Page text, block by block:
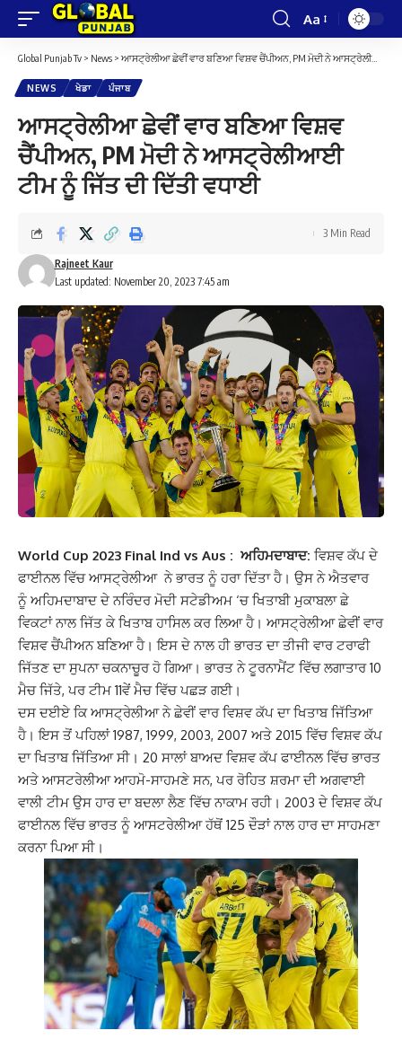
Font
Resizer
Aa
Global Punjab Tv > News > ਆਸਟ੍ਰੇਲੀਆ ਛੇਵੀਂ ਵਾਰ ਬਣਿਆ ਵਿਸ਼ਵ ਚੈਂਪੀਅਨ, PM ਮੋਦੀ ਨੇ ਆਸਟ੍ਰੇਲੀਆਈ ਟੀਮ ਨੂੰ ਜਿੱਤ ਦੀ ਦਿੱਤੀ ਵਧਾਈ
NEWS ਖੇਡਾ ਪੰਜਾਬ
ਆਸਟ੍ਰੇਲੀਆ ਛੇਵੀਂ ਵਾਰ ਬਣਿਆ ਵਿਸ਼ਵ
ਚੈਂਪੀਅਨ, PM ਮੋਦੀ ਨੇ ਆਸਟ੍ਰੇਲੀਆਈ
ਟੀਮ ਨੂੰ ਜਿੱਤ ਦੀ ਦਿੱਤੀ ਵਧਾਈ
Last updated: November 20, 2023 7:45 am
Rajneet Kaur
3 Min Read
World Cup 2023 Final Ind vs Aus : ਅਹਿਮਦਾਬਾਦ: ਵਿਸ਼ਵ ਕੱਪ ਦੇ
ਫਾਈਨਲ ਵਿੱਚ ਆਸਟ੍ਰੇਲੀਆ ਨੇ ਭਾਰਤ ਨੂੰ ਹਰਾ ਦਿੱਤਾ ਹੈ। ਉਸ ਨੇ ਐਤਵਾਰ
ਨੂੰ ਅਹਿਮਦਾਬਾਦ ਦੇ ਨਰਿੰਦਰ ਮੋਦੀ ਸਟੇਡੀਅਮ ‘ਚ ਖਿਤਾਬੀ ਮੁਕਾਬਲਾ ਛੇ
ਵਿਕਟਾਂ ਨਾਲ ਜਿੱਤ ਕੇ ਖਿਤਾਬ ਹਾਸਿਲ ਕਰ ਲਿਆ ਹੈ। ਆਸਟ੍ਰੇਲੀਆ ਛੇਵੀਂ ਵਾਰ
ਵਿਸ਼ਵ ਚੈਂਪੀਅਨ ਬਣਿਆ ਹੈ। ਇਸ ਦੇ ਨਾਲ ਹੀ ਭਾਰਤ ਦਾ ਤੀਜੀ ਵਾਰ ਟਰਾਫੀ
ਜਿੱਤਣ ਦਾ ਸੁਪਨਾ ਚਕਨਾਚੂਰ ਹੋ ਗਿਆ। ਭਾਰਤ ਨੇ ਟੂਰਨਾਮੈਂਟ ਵਿੱਚ ਲਗਾਤਾਰ 10
ਮੈਚ ਜਿੱਤੇ, ਪਰ ਟੀਮ 11ਵੇਂ ਮੈਚ ਵਿੱਚ ਪਛੜ ਗਈ।
ਦਸ ਦਈਏ ਕਿ ਆਸਟ੍ਰੇਲੀਆ ਨੇ ਛੇਵੀਂ ਵਾਰ ਵਿਸ਼ਵ ਕੱਪ ਦਾ ਖਿਤਾਬ ਜਿੱਤਿਆ
ਹੈ। ਇਸ ਤੋਂ ਪਹਿਲਾਂ 1987, 1999, 2003, 2007 ਅਤੇ 2015 ਵਿੱਚ ਵਿਸ਼ਵ ਕੱਪ
ਦਾ ਖਿਤਾਬ ਜਿੱਤਿਆ ਸੀ। 20 ਸਾਲਾਂ ਬਾਅਦ ਵਿਸ਼ਵ ਕੱਪ ਫਾਈਨਲ ਵਿੱਚ ਭਾਰਤ
ਅਤੇ ਆਸਟਰੇਲੀਆ ਆਹਮੋ-ਸਾਹਮਣੇ ਸਨ, ਪਰ ਰੋਹਿਤ ਸ਼ਰਮਾ ਦੀ ਅਗਵਾਈ
ਵਾਲੀ ਟੀਮ ਉਸ ਹਾਰ ਦਾ ਬਦਲਾ ਲੈਣ ਵਿੱਚ ਨਾਕਾਮ ਰਹੀ। 2003 ਦੇ ਵਿਸ਼ਵ ਕੱਪ
ਫਾਈਨਲ ਵਿੱਚ ਭਾਰਤ ਨੂੰ ਆਸਟਰੇਲੀਆ ਹੱਥੋਂ 125 ਦੌੜਾਂ ਨਾਲ ਹਾਰ ਦਾ ਸਾਹਮਣਾ
ਕਰਨਾ ਪਿਆ ਸੀ।